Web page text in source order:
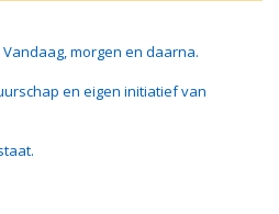
morgen en daarna.
en eigen initiatief van